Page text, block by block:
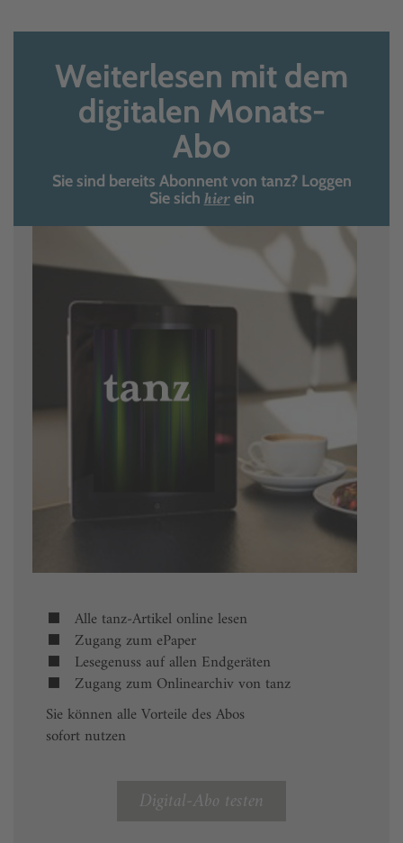
Weiterlesen mit dem
digitalen Monats-
Abo
Sie sind bereits Abonnent von tanz? Loggen
Sie sich hierein
Alle tanz-Artikel online lesen
Zugang zum ePaper
Lesegenuss auf allen Endgeräten
Zugang zum Onlinearchiv von tanz
Sie können alle Vorteile des Abos
sofort nutzen
Digital-Abo testen